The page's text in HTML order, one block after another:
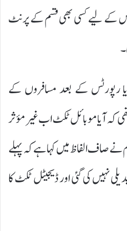
کے لیے کسی بھی قسم کے پرنٹ
رپورٹس کے بعد مسافروں کے
کہ آیا موبائل ٹکٹ اب غیر مؤثر
نے صاف الفاظ میں کہا ہے کہ پہلے
نہیں کی گئی اور ڈیجیٹل ٹکٹ کا